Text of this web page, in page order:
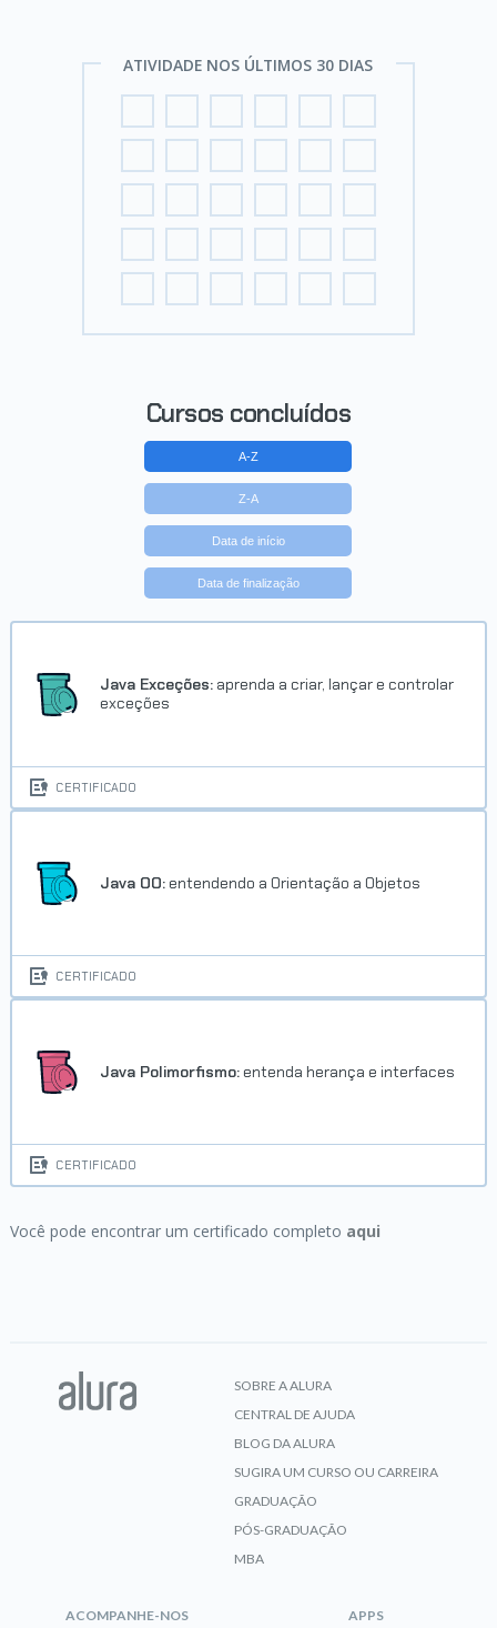
ATIVIDADE NOS ÚLTIMOS 30 DIAS
Cursos concluídos
A-Z
Z-A
Data de início
Data de finalização
Java Exceções: aprenda a criar, lançar e controlar
exceções
CERTIFICADO
Java OO: entendendo a Orientação a Objetos
CERTIFICADO
Java Polimorfismo: entenda herança e interfaces
CERTIFICADO
Você pode encontrar um certificado completo aqui
SOBRE A ALURA
CENTRAL DE AJUDA
BLOG DA ALURA
SUGIRA UM CURSO OU CARREIRA
GRADUAÇÃO
PÓS-GRADUAÇÃO
MBA
ACOMPANHE-NOS APPS